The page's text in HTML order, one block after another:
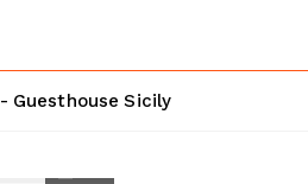
Guesthouse Sicily